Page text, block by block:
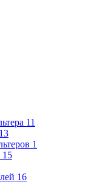
11
13
1
15
16